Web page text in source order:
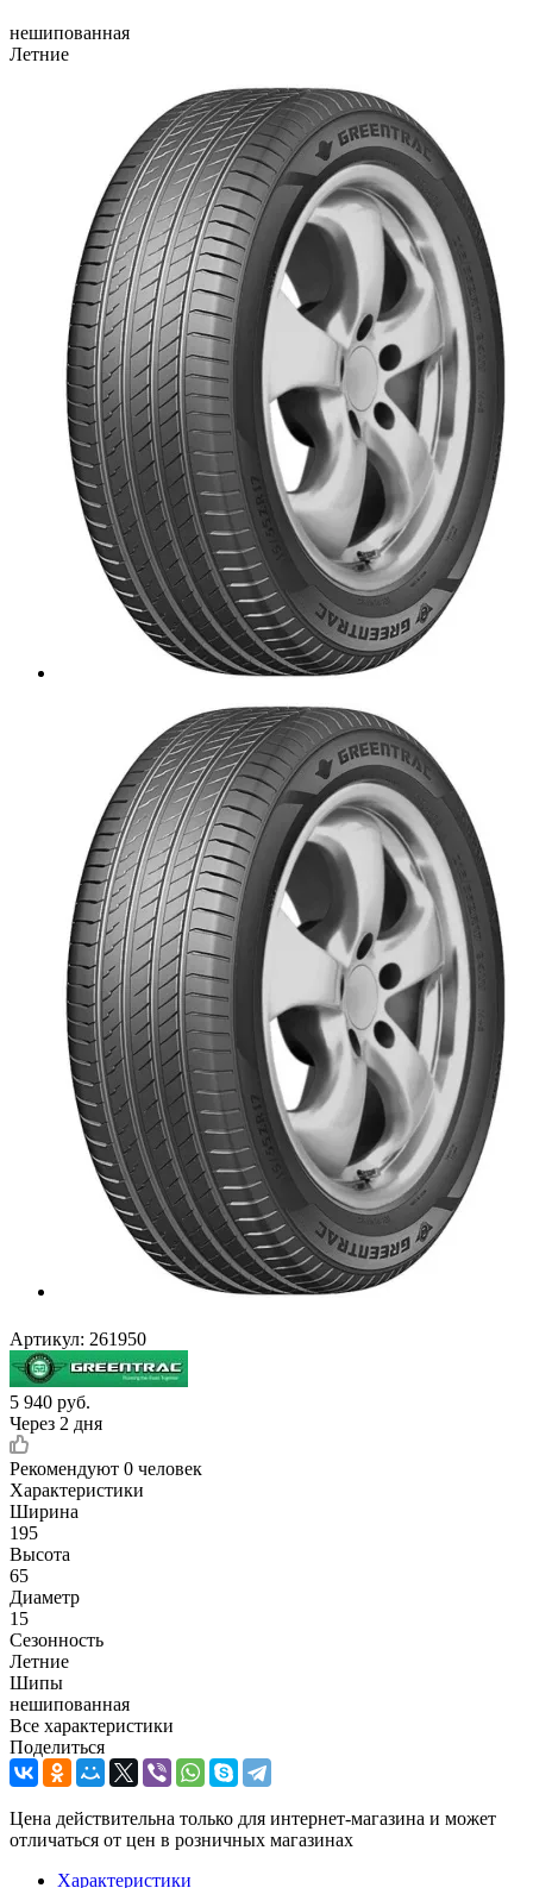
нешипованная
Летние
Артикул: 261950
5 940 руб.
Через 2 дня
Рекомендуют 0 человек
Характеристики
Ширина
195
Высота
65
Диаметр
15
Сезонность
Летние
Шипы
нешипованная
Все характеристики
Поделиться
Цена действительна только для интернет-магазина и может
отличаться от цен в розничных магазинах
Характеристики